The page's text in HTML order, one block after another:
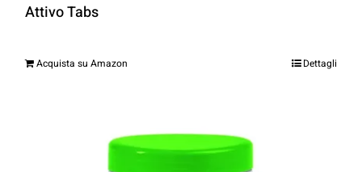
Attivo Tabs
Acquista su Amazon Dettagli